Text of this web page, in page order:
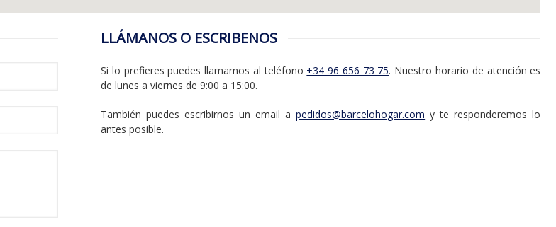
LLÁMANOS O ESCRIBENOS
Si lo prefieres puedes llamarnos al teléfono +34 96 656 73 75. Nuestro horario de atención es
de lunes a viernes de 9:00 a 15:00.
También puedes escribirnos un email apedidos@barcelohogar.com y te responderemos lo
antes posible.